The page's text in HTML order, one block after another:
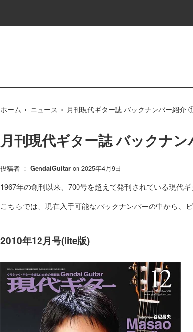
ホーム › ニュース › 月刊現代ギター誌 バックナンバー紹
月刊現代ギター誌 バックナ
投稿者 ： GendaiGuitar on 2025年4月9日
1967年の創刊以来、700号を超えて発刊されている現代ギ
こちらでは、現在入手可能なバックナンバーの中から、
2010年12月号(lite版)